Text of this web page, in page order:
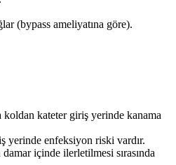
(bypass ameliyatına göre).
koldan kateter giriş yerinde kanama
yerinde enfeksiyon riski vardır.
içinde ilerletilmesi sırasında